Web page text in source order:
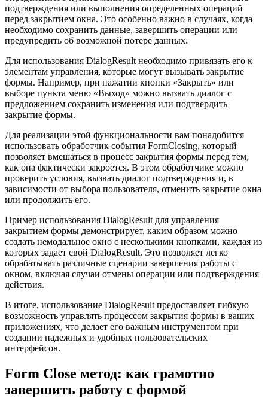
подтверждения или выполнения определенных операций
перед закрытием окна. Это особенно важно в случаях, когда
необходимо сохранить данные, завершить операции или
предупредить об возможной потере данных.
Для использования DialogResult необходимо привязать его к
элементам управления, которые могут вызывать закрытие
формы. Например, при нажатии кнопки «Закрыть» или
выборе пункта меню «Выход» можно вызвать диалог с
предложением сохранить изменения или подтвердить
закрытие формы.
Для реализации этой функциональности вам понадобится
использовать обработчик события FormClosing, который
позволяет вмешаться в процесс закрытия формы перед тем,
как она фактически закроется. В этом обработчике можно
проверить условия, вызвать диалог подтверждения и, в
зависимости от выбора пользователя, отменить закрытие окна
или продолжить его.
Пример использования DialogResult для управления
закрытием формы демонстрирует, каким образом можно
создать немодальное окно с несколькими кнопками, каждая из
которых задает свой DialogResult. Это позволяет легко
обрабатывать различные сценарии завершения работы с
окном, включая случаи отмены операции или подтверждения
действия.
В итоге, использование DialogResult предоставляет гибкую
возможность управлять процессом закрытия формы в ваших
приложениях, что делает его важным инструментом при
создании надежных и удобных пользовательских
интерфейсов.
Form Close метод: как грамотно
завершить работу с формой